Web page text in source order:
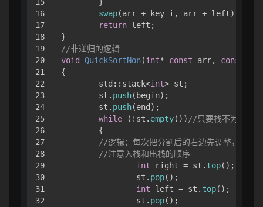
16
17
18
19
20
21
22
23
24
25
26
27
28
29
30
31
32
swap(arr + key_i, arr + left);
return left;
//非递归的逻辑
void
QuickSortNon(int* const arr, const
{
	std::stack<
int> st;
	st.
push(begin);
	st.
push(end);
while (!st. empty()) //只要栈不为空，
//逻辑：每次把分割后的右边先调整，最后
//注意入栈和出栈的顺序
int right = st. top();
		st.
pop();
int left = st. top();
		st.
pop();